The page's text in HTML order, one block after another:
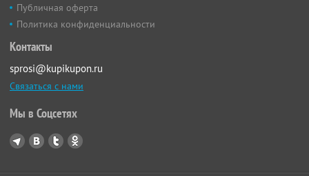
Публичная оферта
Политика конфиденциальности
Контакты
sprosi@kupikupon.ru
Связаться с нами
Мы в Соцсетях